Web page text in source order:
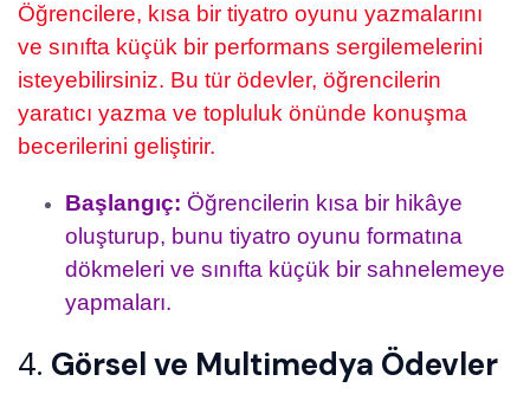
Öğrencilere, kısa bir tiyatro oyunu yazmalarını
ve sınıfta küçük bir performans sergilemelerini
isteyebilirsiniz. Bu tür ödevler, öğrencilerin
yaratıcı yazma ve topluluk önünde konuşma
becerilerini geliştirir.
Başlangıç: Öğrencilerin kısa bir hikâye
oluşturup, bunu tiyatro oyunu formatına
dökmeleri ve sınıfta küçük bir sahnelemeye
yapmaları.
4. Görsel ve Multimedya Ödevler